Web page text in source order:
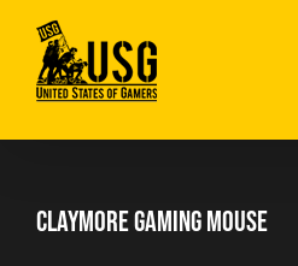
contenu
Claymore gaming mouse